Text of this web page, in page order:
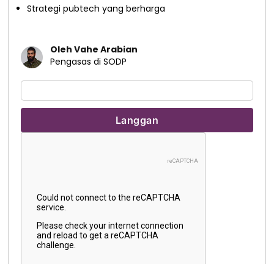
Strategi pubtech yang berharga
Oleh Vahe Arabian
Pengasas di SODP